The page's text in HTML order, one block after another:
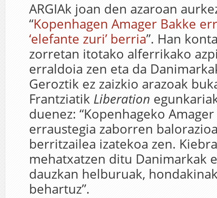
ARGIAk joan den azaroan
“Kopenhagen Amager Bakke
‘elefante zuri’ berria”. Han
zorretan itotako alferrikako
erraldoia zen eta da
Geroztik ez zaizkio arazoak
Frantziatik Liberation
duenez: “Kopenhageko
erraustegia zaborren
berritzailea izatekoa zen.
mehatxatzen ditu Danimarkak
dauzkan helburuak,
behartuz”.